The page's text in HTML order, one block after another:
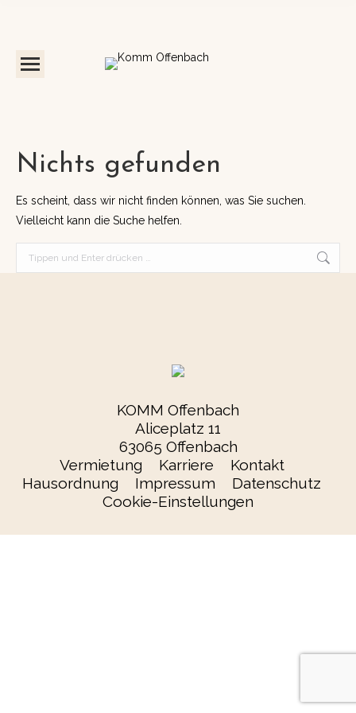
Nichts gefunden
Es scheint, dass wir nicht finden können, was Sie suchen.
Vielleicht kann die Suche helfen.
KOMM Offenbach
Aliceplatz 11
63065 Offenbach
Vermietung
Karriere
Kontakt
Hausordnung
Impressum
Datenschutz
Cookie-Einstellungen